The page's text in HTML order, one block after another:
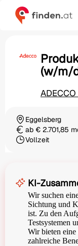
(w/m/
Ortschaft
Eggelsberg
Gehaltab € 2.701,85
Beschäftigungsart
Vollzeit
KI-
Wir suchen
Sichtung und
ist. Zu den
Testsystemen
Wir bieten
zahlreiche